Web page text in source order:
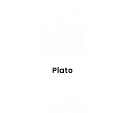
Plato